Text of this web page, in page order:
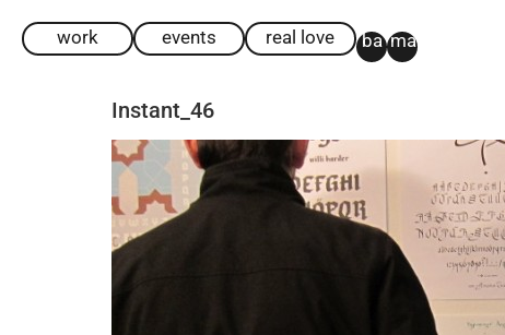
work events real love ba ma
Instant_46